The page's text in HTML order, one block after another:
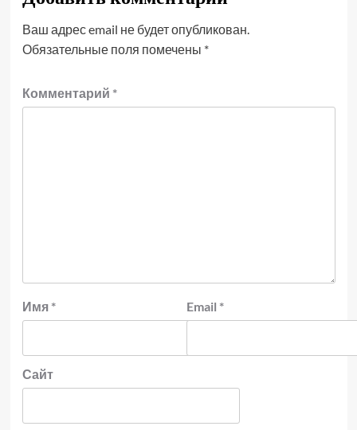
Ваш адрес email не будет опубликован.
Обязательные поля помечены *
Комментарий *
Имя * Email *
Сайт